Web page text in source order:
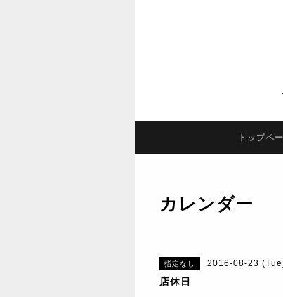
トップペ
カレンダー
指定なし 2016-08-23
店休日